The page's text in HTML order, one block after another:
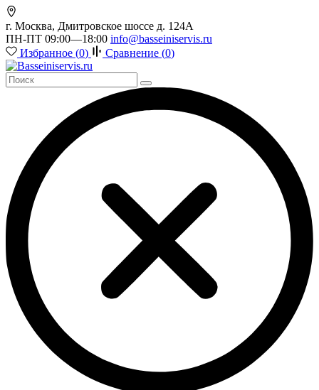
г. Москва, Дмитровское шоссе д. 124А
ПН-ПТ 09:00—18:00 info@basseiniservis.ru
Избранное (0) Сравнение (0)